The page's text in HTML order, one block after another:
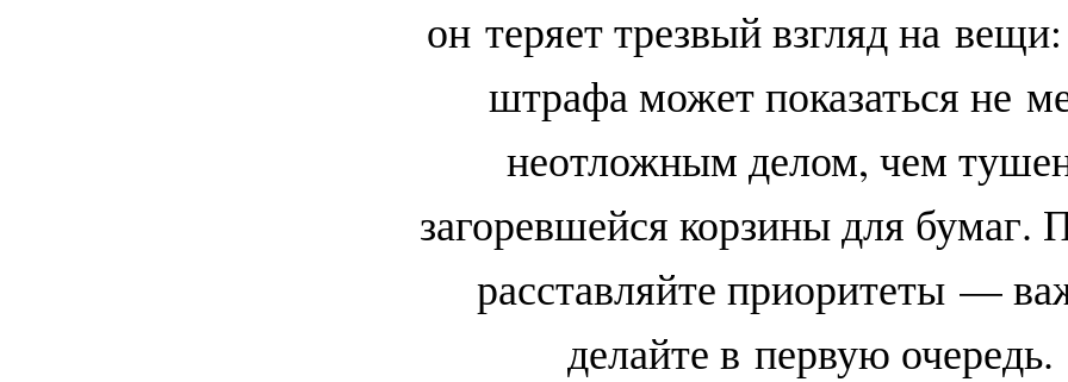
он теряет трезвый взгляд на
штрафа может показаться не
неотложным делом, чем
загоревшейся корзины для бумаг.
расставляйте приоритеты —
делайте в первую очередь.